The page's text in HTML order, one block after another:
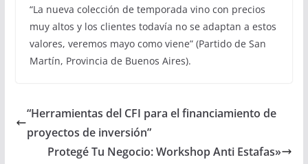
“La nueva colección de temporada vino con precios
muy altos y los clientes todavía no se adaptan a estos
valores, veremos mayo como viene” (Partido de San
Martín, Provincia de Buenos Aires).
“Herramientas del CFI para el financiamiento de
proyectos de inversión”
Protegé Tu Negocio: Workshop Anti Estafas»